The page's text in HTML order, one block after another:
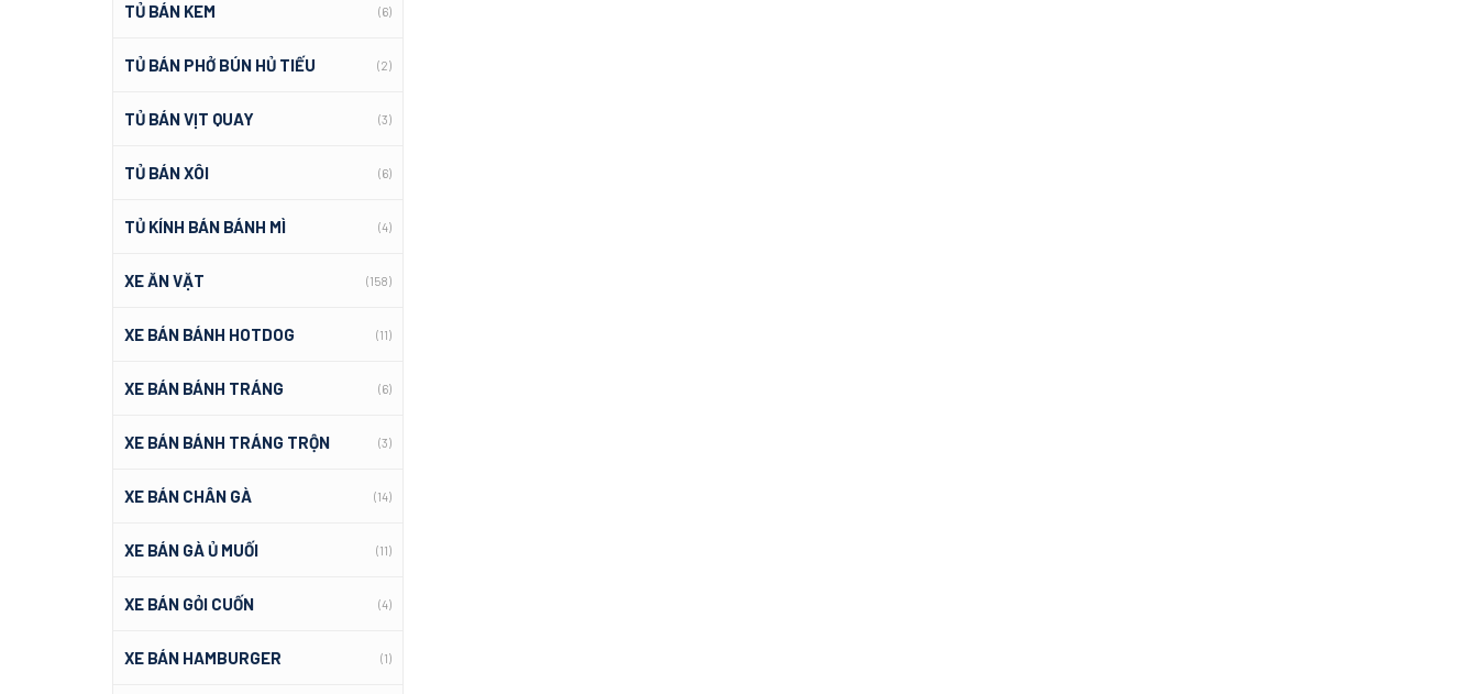
TỦ BÁN KEM (6)
TỦ BÁN PHỞ BÚN HỦ TIẾU (2)
TỦ BÁN VỊT QUAY (3)
TỦ BÁN XÔI (6)
TỦ KÍNH BÁN BÁNH MÌ (4)
XE ĂN VẶT (158)
XE BÁN BÁNH HOTDOG (11)
XE BÁN BÁNH TRÁNG (6)
XE BÁN BÁNH TRÁNG TRỘN (3)
XE BÁN CHÂN GÀ (14)
XE BÁN GÀ Ủ MUỐI (11)
XE BÁN GỎI CUỐN (4)
XE BÁN HAMBURGER (1)